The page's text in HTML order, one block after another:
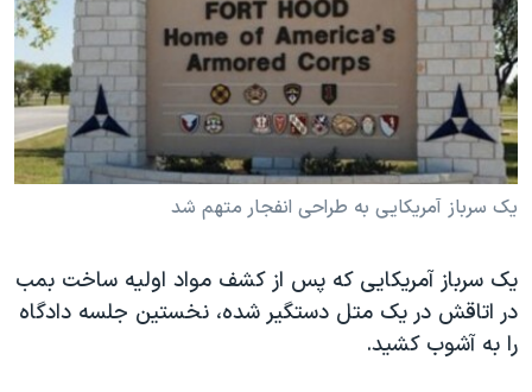
فرهنگ و زندگی
حقوق شهروندی
اقتصادی
علم و فناوری
آرشیو پخش زنده
مستندها
انتخابات ریاست جمهوری آمریکا ۲۰۲۴
حمله جمهوری اسلامی به اسرائیل
رمز مهسا
مجموعه مستندهای دادخواهی
تریبونال مردمی آبان ۹۸
دنبال کنید
زبانهای مختلف
یک سرباز آمریکایی به طراحی انفجار متهم شد
یک سرباز آمریکایی که پس از کشف مواد اولیه ساخت بمب
در اتاقش در یک متل دستگیر شده، نخستین جلسه دادگاه
را به آشوب کشید.